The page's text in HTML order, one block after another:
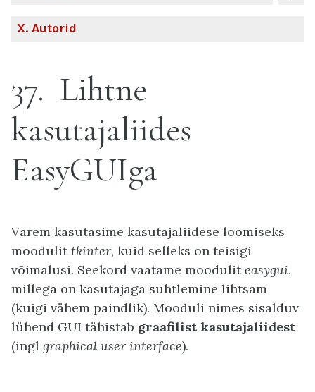
X. Autorid
37 Lihtne
kasutajaliides
EasyGUIga
Varem kasutasime kasutajaliidese loomiseks
moodulittkinter, kuid selleks on teisigi
võimalusi. Seekord vaatame mooduliteasygui,
millega on kasutajaga suhtlemine lihtsam
(kuigi vähem paindlik). Mooduli nimes sisalduv
lühend GUI tähistab graafilist kasutajaliidest
(ingl graphical user interface).